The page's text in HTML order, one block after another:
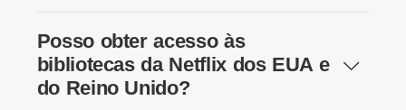
Posso obter acesso às
bibliotecas da Netflix dos EUA e
do Reino Unido?